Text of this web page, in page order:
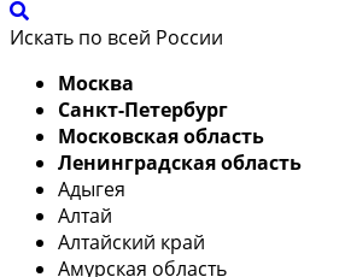
Искать по всей России
Москва
Санкт-Петербург
Московская область
Ленинградская область
Адыгея
Алтай
Алтайский край
Амурская область